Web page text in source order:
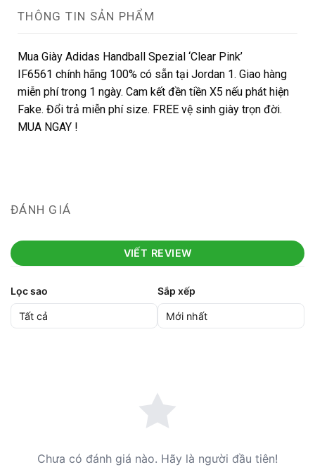
THÔNG TIN SẢN PHẨM
Mua Giày Adidas Handball Spezial ‘Clear Pink’
IF6561 chính hãng 100% có sẵn tại Jordan 1. Giao hàng
miễn phí trong 1 ngày. Cam kết đền tiền X5 nếu phát hiện
Fake. Đổi trả miễn phí size. FREE vệ sinh giày trọn đời.
MUA NGAY !
ĐÁNH GIÁ
VIẾT REVIEW
Lọc sao Sắp xếp
Chưa có đánh giá nào. Hãy là người đầu tiên!